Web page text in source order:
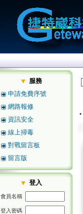
服務
申請免費序號
網路報修
資訊安全
線上掃毒
對戰留言板
留言版
登入
會員名稱
登入密碼
•